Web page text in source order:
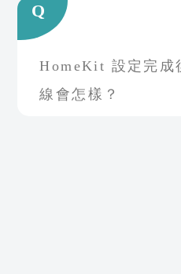
Q
HomeKit 設定完成
線會怎樣？